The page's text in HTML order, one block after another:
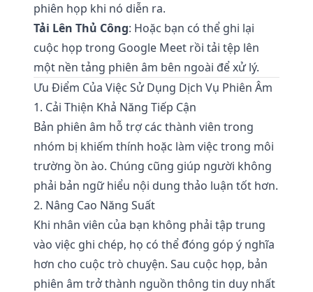
phiên họp khi nó diễn ra.
Tải Lên Thủ Công: Hoặc bạn có thể ghi lại
cuộc họp trong Google Meet rồi tải tệp lên
một nền tảng phiên âm bên ngoài để xử lý.
Ưu Điểm Của Việc Sử Dụng Dịch Vụ Phiên Âm
1. Cải Thiện Khả Năng Tiếp Cận
Bản phiên âm hỗ trợ các thành viên trong
nhóm bị khiếm thính hoặc làm việc trong môi
trường ồn ào. Chúng cũng giúp người không
phải bản ngữ hiểu nội dung thảo luận tốt hơn.
2. Nâng Cao Năng Suất
Khi nhân viên của bạn không phải tập trung
vào việc ghi chép, họ có thể đóng góp ý nghĩa
hơn cho cuộc trò chuyện. Sau cuộc họp, bản
phiên âm trở thành nguồn thông tin duy nhất